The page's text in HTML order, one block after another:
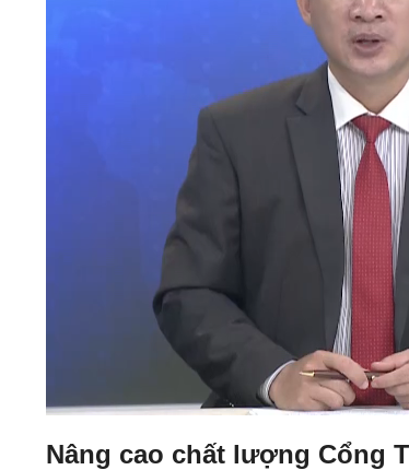
Loaded
:
9.63%
Nâng cao chất lượng Cổng